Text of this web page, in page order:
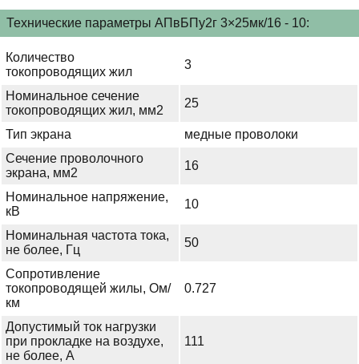
Технические параметры АПвБПу2г 3×25мк/16 - 10:
Количество
токопроводящих жил
3
Номинальное сечение
токопроводящих жил, мм2
25
Тип экрана
медные проволоки
Сечение проволочного
экрана, мм2
16
Номинальное напряжение,
кВ
10
Номинальная частота тока,
не более, Гц
50
Сопротивление
токопроводящей жилы, Ом/
км
0.727
Допустимый ток нагрузки
при прокладке на воздухе,
не более, А
111